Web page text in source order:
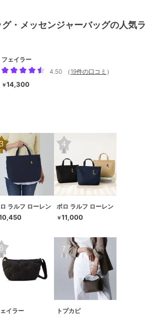
・メッセンジャーバッグの人気ラ
フェイラー
4.50
（ 19件の口コミ ）
￥14,300
ラルフ ローレン ポロ ラルフ ローレン
￥11,000
イラー トプカピ